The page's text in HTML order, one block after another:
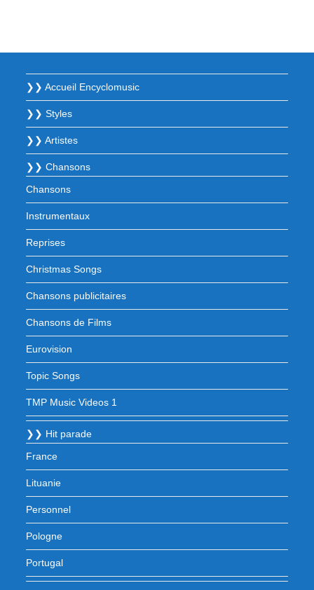
❯❯ Accueil Encyclomusic
❯❯ Styles
❯❯ Artistes
❯❯ Chansons
Chansons
Instrumentaux
Reprises
Christmas Songs
Chansons publicitaires
Chansons de Films
Eurovision
Topic Songs
TMP Music Videos 1
❯❯ Hit parade
France
Lituanie
Personnel
Pologne
Portugal